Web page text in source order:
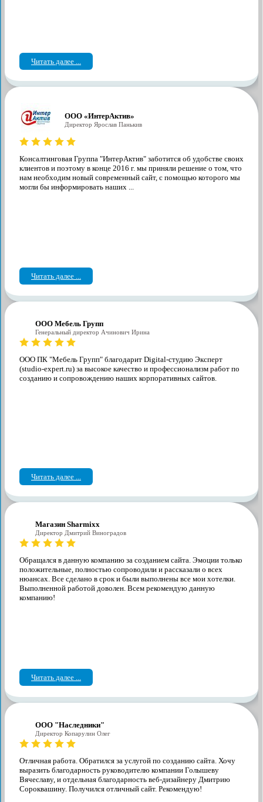
Читать далее ...
ООО «ИнтерАктив»
Директор Ярослав Панькив
Консалтинговая Группа "ИнтерАктив" заботится об удобстве своих
клиентов и поэтому в конце 2016 г. мы приняли решение о том, что
нам необходим новый современный сайт, с помощью которого мы
могли бы информировать наших ...
Читать далее ...
ООО Мебель Групп
Генеральный директор Ачинович Ирина
ООО ПК "Мебель Групп" благодарит Digital-студию Эксперт
(studio-expert.ru) за высокое качество и профессионализм работ по
созданию и сопровождению наших корпоративных сайтов.
Читать далее ...
Магазин Sharmixx
Директор Дмитрий Виноградов
Обращался в данную компанию за созданием сайта. Эмоции только
положительные, полностью сопроводили и рассказали о всех
нюансах. Все сделано в срок и были выполнены все мои хотелки.
Выполненной работой доволен. Всем рекомендую данную
компанию!
Читать далее ...
ООО "Наследники"
Директор Копарулин Олег
Отличная работа. Обратился за услугой по созданию сайта. Хочу
выразить благодарность руководителю компании Голышеву
Вячеславу, и отдельная благодарность веб-дизайнеру Дмитрию
Сороквашину. Получился отличный сайт. Рекомендую!